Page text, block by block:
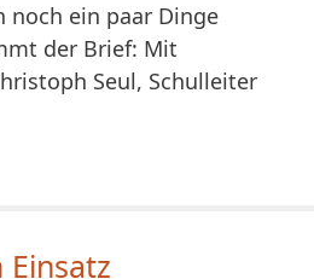
noch ein paar Dinge
der Brief: Mit
Seul, Schulleiter
Einsatz